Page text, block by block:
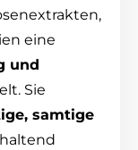
eine
und
Sie
samtige